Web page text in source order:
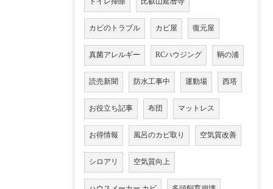
カビのトラブル カビ屋 復元屋
真菌アレルギー RCハウジング 鞆の浦
読売新聞 防水工事中 運動場 西塔
お役立ち記事 布団 マットレス
お得情報 風呂のカビ取り 空気質改善
シロアリ 空気質向上